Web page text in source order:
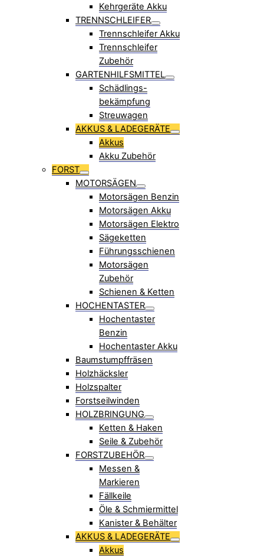
Kehrgeräte Akku
TRENNSCHLEIFER
Trennschleifer Akku
Trennschleifer
Zubehör
GARTENHILFSMITTEL
Schädlings-
bekämpfung
Streuwagen
AKKUS & LADEGERÄTE
Akkus
Akku Zubehör
FORST
MOTORSÄGEN
Motorsägen Benzin
Motorsägen Akku
Motorsägen Elektro
Sägeketten
Führungsschienen
Motorsägen
Zubehör
Schienen & Ketten
HOCHENTASTER
Hochentaster
Benzin
Hochentaster Akku
Baumstumpffräsen
Holzhäcksler
Holzspalter
Forstseilwinden
HOLZBRINGUNG
Ketten & Haken
Seile & Zubehör
FORSTZUBEHÖR
Messen &
Markieren
Fällkeile
Öle & Schmiermittel
Kanister & Behälter
AKKUS & LADEGERÄTE
Akkus